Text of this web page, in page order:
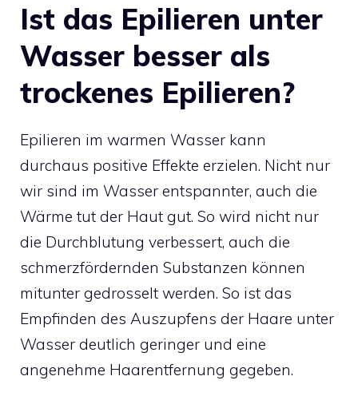
Ist das Epilieren unter
Wasser besser als
trockenes Epilieren?
Epilieren im warmen Wasser kann
durchaus positive Effekte erzielen. Nicht nur
wir sind im Wasser entspannter, auch die
Wärme tut der Haut gut. So wird nicht nur
die Durchblutung verbessert, auch die
schmerzfördernden Substanzen können
mitunter gedrosselt werden. So ist das
Empfinden des Auszupfens der Haare unter
Wasser deutlich geringer und eine
angenehme Haarentfernung gegeben.